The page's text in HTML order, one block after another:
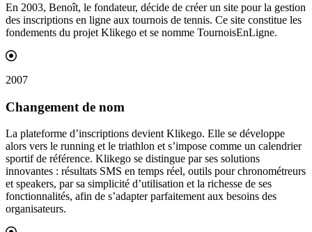
En 2003, Benoît, le fondateur, décide de créer un site pour la gestion
des inscriptions en ligne aux tournois de tennis. Ce site constitue les
fondements du projet Klikego et se nomme TournoisEnLigne.
2007
Changement de nom
La plateforme d’inscriptions devient Klikego. Elle se développe
alors vers le running et le triathlon et s’impose comme un calendrier
sportif de référence. Klikego se distingue par ses solutions
innovantes : résultats SMS en temps réel, outils pour chronométreurs
et speakers, par sa simplicité d’utilisation et la richesse de ses
fonctionnalités, afin de s’adapter parfaitement aux besoins des
organisateurs.